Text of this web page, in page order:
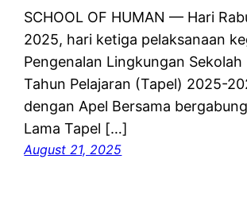
SCHOOL OF HUMAN — Hari
2025, hari ketiga pelaksanaan
Pengenalan Lingkungan Sekolah
Tahun Pelajaran (Tapel) 2025-
dengan Apel Bersama
Lama Tapel […]
August 21, 2025